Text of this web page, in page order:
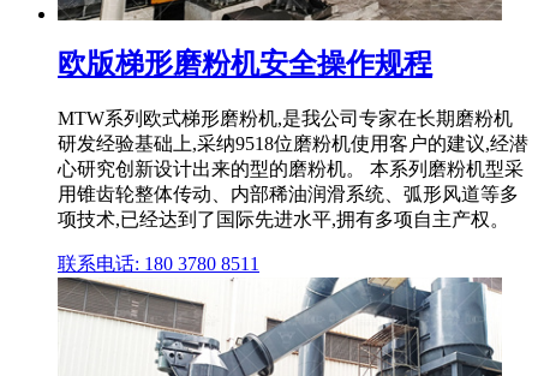
欧版梯形磨粉机安全操作规程
MTW系列欧式梯形磨粉机,是我公司专家在长期磨粉机
研发经验基础上,采纳9518位磨粉机使用客户的建议,经潜
心研究创新设计出来的型的磨粉机。 本系列磨粉机型采
用锥齿轮整体传动、内部稀油润滑系统、弧形风道等多
项技术,已经达到了国际先进水平,拥有多项自主产权。
联系电话: 180 3780 8511